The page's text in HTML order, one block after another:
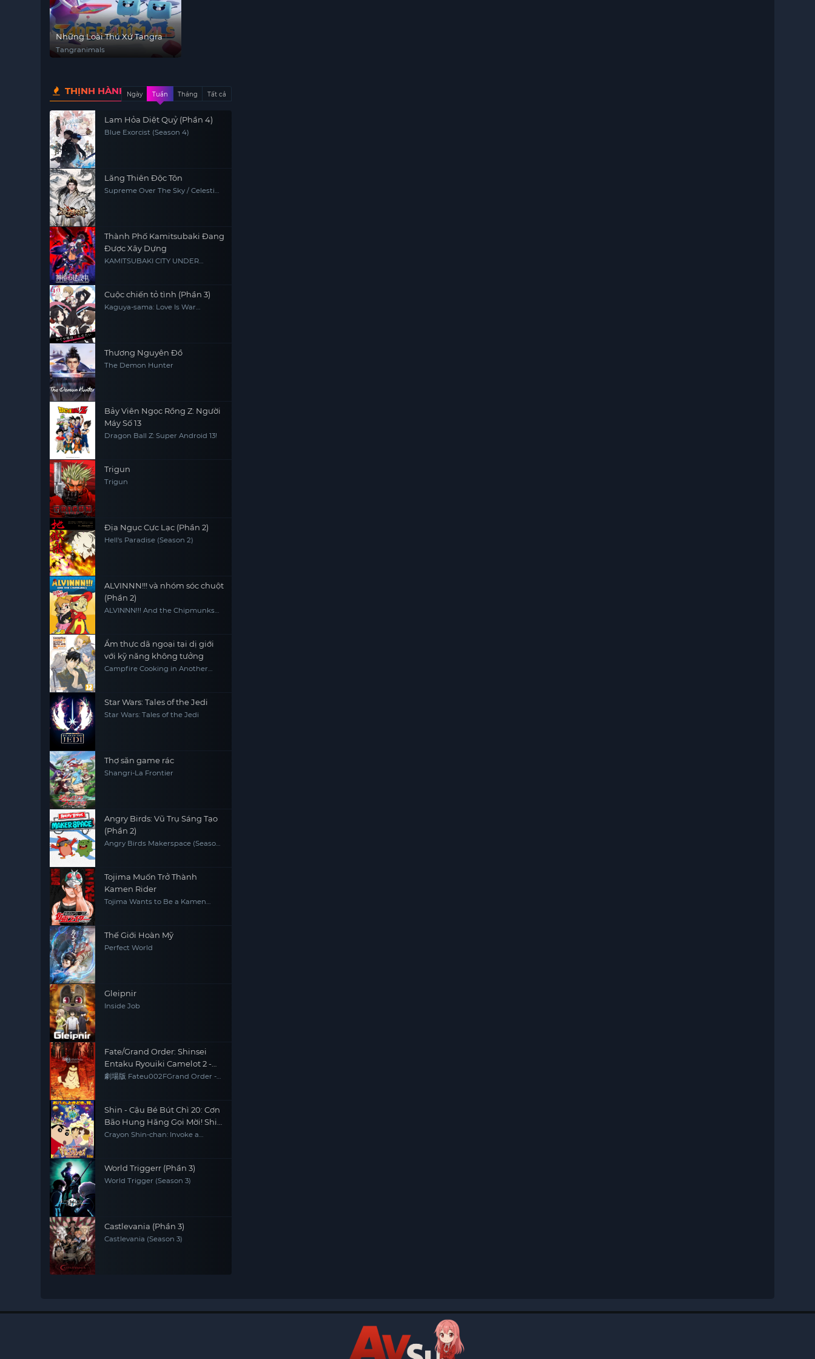
Những Loài Thú Xứ Tangra
Tangranimals
THỊNH HÀNHNgày Tuần Tháng Tất cả
Lam Hỏa Diệt Quỷ (Phần 4)
Blue Exorcist (Season 4)
Lăng Thiên Độc Tôn
Supreme Over The Sky / Celestial
Thành Phố Kamitsubaki Đang
Được Xây Dựng
KAMITSUBAKI CITY UNDER
Cuộc chiến tỏ tình (Phần 3)
Kaguya-sama: Love Is War
Thương Nguyên Đồ
The Demon Hunter
Bảy Viên Ngọc Rồng Z: Người
Máy Số 13
Dragon Ball Z: Super Android 13!
Trigun
Trigun
Địa Ngục Cực Lạc (Phần 2)
Hell's Paradise (Season 2)
ALVINNN!!! và nhóm sóc chuột
(Phần 2)
ALVINNN!!! And the Chipmunks
Ẩm thực dã ngoại tại dị giới
với kỹ năng không tưởng
Campfire Cooking in Another
Star Wars: Tales of the Jedi
Star Wars: Tales of the Jedi
Thợ săn game rác
Shangri-La Frontier
Angry Birds: Vũ Trụ Sáng Tạo
(Phần 2)
Angry Birds Makerspace (Season
Tojima Muốn Trở Thành
Kamen Rider
Tojima Wants to Be a Kamen
Thế Giới Hoàn Mỹ
Perfect World
Gleipnir
Inside Job
Fate/Grand Order: Shinsei
Entaku Ryouiki Camelot 2 -
Paladin; Agateram
劇場版 Fateu002FGrand Order -
Shin - Cậu Bé Bút Chì 20: Cơn
Bão Hung Hăng Gọi Mời! Shin
và Công Chúa Vũ Trụ
Crayon Shin-chan: Invoke a
World Triggerr (Phần 3)
World Trigger (Season 3)
Castlevania (Phần 3)
Castlevania (Season 3)